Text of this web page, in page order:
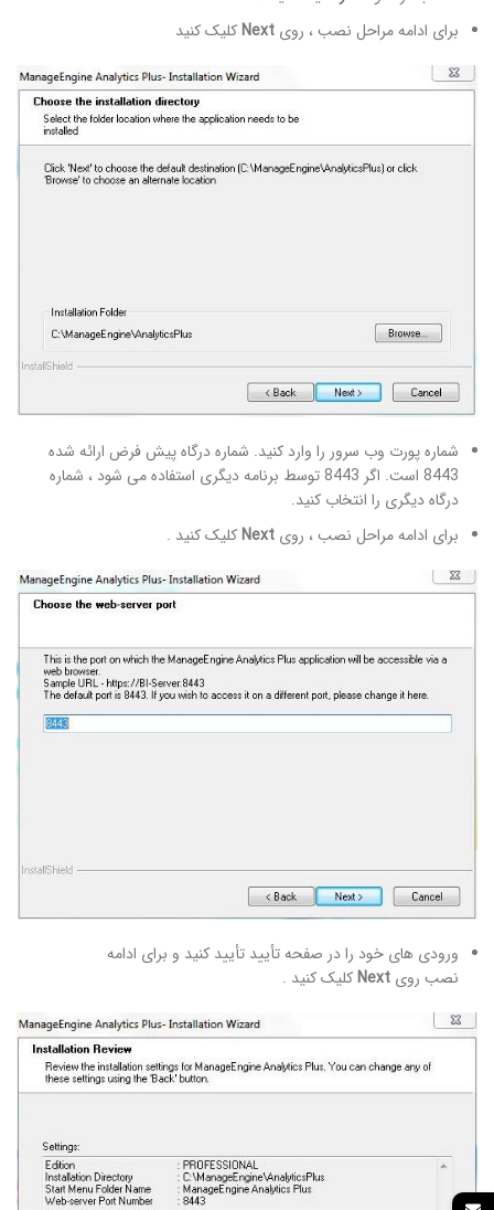
برای ادامه مراحل نصب ، روی Nextکلیک کنید
شماره پورت وب سرور را وارد کنید. شماره درگاه پیش فرض ارائه شده
8443 است. اگر 8443 توسط برنامه دیگری استفاده می شود ، شماره
درگاه دیگری را انتخاب کنید.
برای ادامه مراحل نصب ، روی Nextکلیک کنید .
ورودی های خود را در صفحه تأیید تأیید کنید و برای ادامه
نصب روی Nextکلیک کنید .